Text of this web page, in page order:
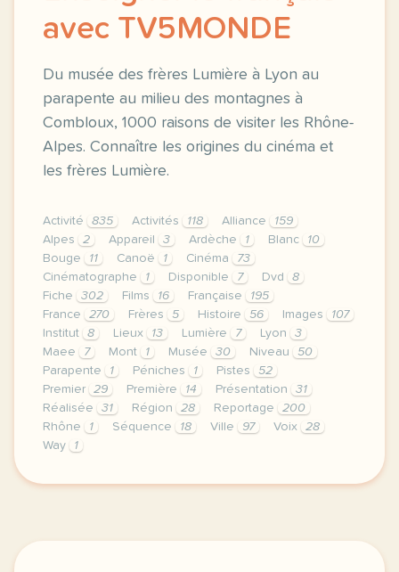
avec TV5MONDE
Du musée des frères Lumière à Lyon au
parapente au milieu des montagnes à
Combloux, 1000 raisons de visiter les Rhône-
Alpes. Connaître les origines du cinéma et
les frères Lumière.
Activité 835 Activités 118 Alliance
159
Alpes
2 Appareil 3 Ardèche 1 Blanc
10
Bouge
11 Canoë 1 Cinéma
73
Cinématographe
1 Disponible 7 Dvd
8
Fiche
302 Films 16 Française
195
France
270 Frères 5 Histoire 56 Images
107
Institut
8 Lieux 13 Lumière 7 Lyon
3
Maee
7 Mont 1 Musée 30 Niveau
50
Parapente
1 Péniches 1 Pistes
52
Premier
29 Première 14 Présentation
31
Réalisée
31 Région 28 Reportage
200
Rhône
1 Séquence 18 Ville 97 Voix
28
Way
1
le respect de votre vie privee est une priorite